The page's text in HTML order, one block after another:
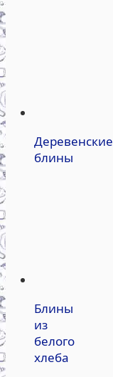
Деревенские
блины
Блины
из
белого
хлеба